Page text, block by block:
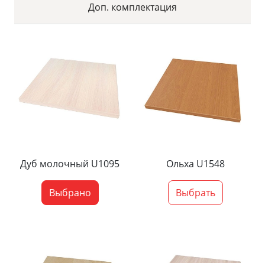
Доп. комплектация
Дуб молочный U1095
Выбрано
Ольха U1548
Выбрать